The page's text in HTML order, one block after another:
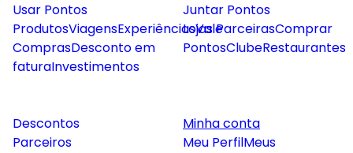
Usar Pontos
ProdutosViagensExperiênciasVale
ComprasDesconto em
faturaInvestimentos
Juntar Pontos
Lojas ParceirasComprar
PontosClubeRestaurantes
Descontos
Parceiros
Minha conta
Meu PerfilMeus